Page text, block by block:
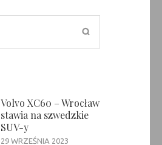
Volvo XC60 – Wrocław
stawia na szwedzkie
SUV-y
29 WRZEŚNIA 2023